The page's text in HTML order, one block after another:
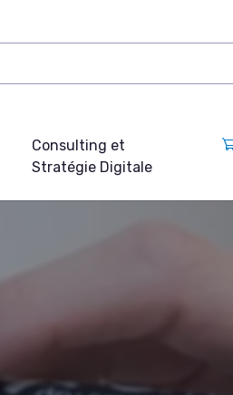
Consulting et
Stratégie Digitale